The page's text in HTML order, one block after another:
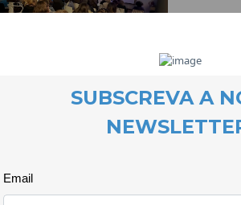
E a
ficámos
Mas o
O
para a